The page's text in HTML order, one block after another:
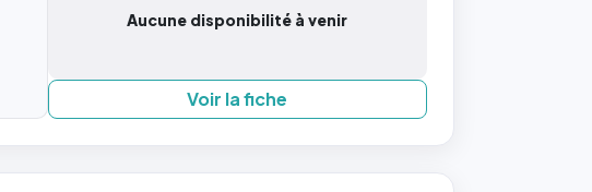
Aucune disponibilité à venir
Voir la fiche